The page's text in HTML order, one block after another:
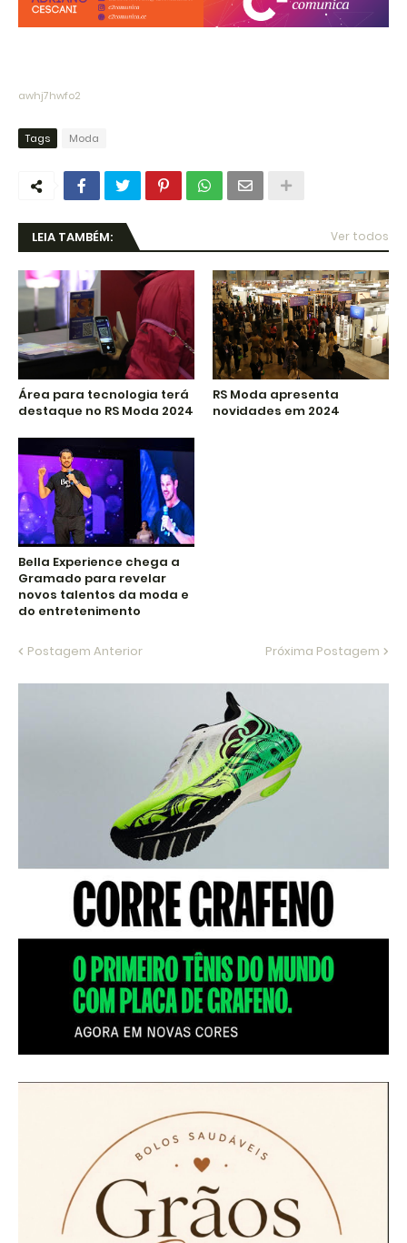
awhj7hwfo2
Tags Moda
LEIA TAMBÉM: Ver todos
Área para tecnologia terá
destaque no RS Moda 2024
RS Moda apresenta
novidades em 2024
Bella Experience chega a
Gramado para revelar
novos talentos da moda e
do entretenimento
Postagem Anterior Próxima Postagem